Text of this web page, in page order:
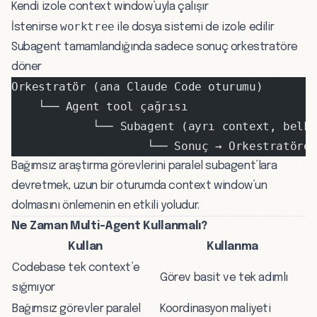
Kendi izole context window’uyla çalışır
İstenirse worktree ile dosya sistemi de izole edilir
Subagent tamamlandığında sadece sonuç orkestratöre
döner
Orkestratör (ana Claude Code oturumu)
    └── Agent tool çağrısı
└── Subagent (ayrı context,
└── Sonuç → Orkestratöre
Bağımsız araştırma görevlerini paralel subagent’lara
devretmek, uzun bir oturumda context window’un
dolmasını önlemenin en etkili yoludur.
Ne Zaman Multi-Agent Kullanmalı?
Kullan
Kullanma
Codebase tek context’e
sığmıyor
Görev basit ve tek adımlı
Bağımsız görevler paralel
Koordinasyon maliyeti